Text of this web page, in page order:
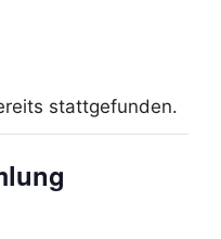
stattgefunden.